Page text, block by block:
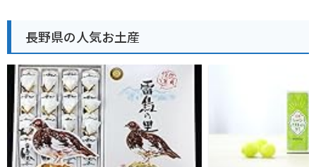
長野県の人気お土産